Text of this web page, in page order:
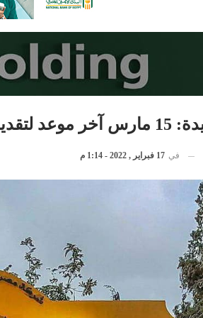
الميريلاند
في 17 فبراير , 2022 - 1:14 م